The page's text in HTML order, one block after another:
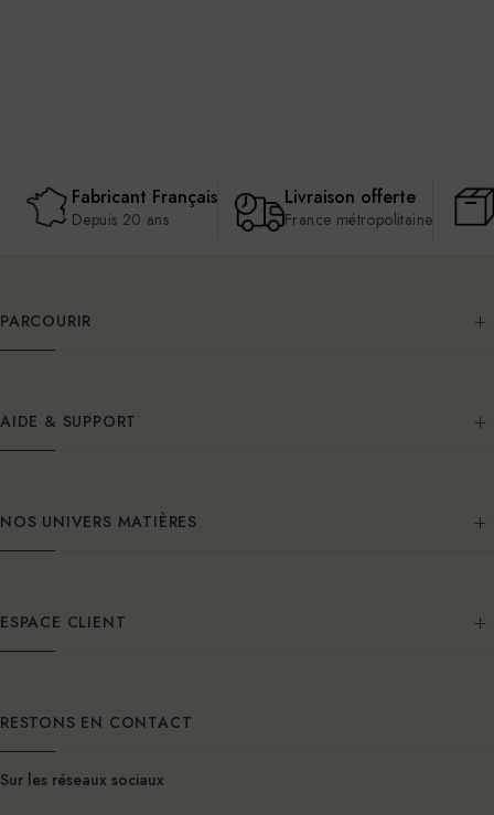
Fabricant Français
Depuis 20 ans
Livraison offerte
France métropolitaine
PARCOURIR
AIDE & SUPPORT
NOS UNIVERS MATIÈRES
ESPACE CLIENT
RESTONS EN CONTACT
Sur les réseaux sociaux